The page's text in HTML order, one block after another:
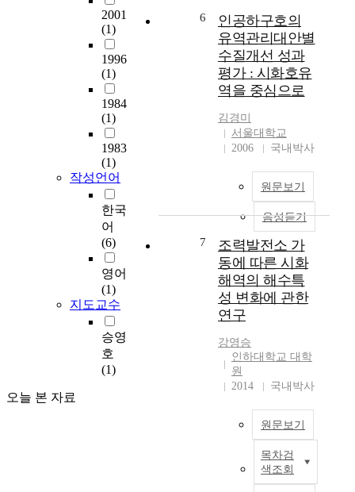
2001
(1)
1996
(1)
1984
(1)
1983
(1)
작성언어
한국
어
(6)
영어
(1)
지도교수
승영
호
(1)
오늘 본 자료
다. 이의 원인은 우선
모래층내에 세립질이
다량 포함되어 있는 상
태를 설계시 충분히 고
려하지 못한 것으로 보
압밀침하 및 크리프침
하를 유발하여 더 많은
침하가 발생한다. 또
정의 오차와 공사중의
진동 등의 영향 등이
과다침하의 원인으로
추정된다. 상대적으로
세립질이 많은 사질지
반은 N치는 작게, 정규
화된 침하량은 크게 나
오는 경향을 보였다.
비슷한 상대밀도를 가
진 지반의 정규화된 침
하량은 사질토층내의
세립토의 함유율에 근
사적으로 비례하는 경
향을 보였다. (2)
식에 세립분의 함유상
태를 고려하여 qc/N의
관계를 적용한 결과와
DeBeer(1952)식에서
역해석한 결과는 계산
질의 예측이나 통제로
서 가장 효율적인 방
법은 전산 모형의 연구
및 개발이다. 비점오염
전산 모형은 일반적으
로 토지 형태에 따라
나누어지는데 도시 유
역형과 농림유역형으
로 나누어지다. 본 연
(U.S. Agricultural
Research Service)에서
(simulation of Water
Quality Resource for
Rural Basin - Water
Quality) 전산 모델과
AGNPS (Agricultural
Non-point Source
Runoff) 전산 모형을
에서 배출되는 오염물
질량을 예측하였다.
AGNPS는미국의 U.S.
Service, U.S. Soil
Conservation Servi-ce,
Minnesota Soil &
Conservation Board,
와 Minnesota
6
인공하구호의
유역관리대안별
수질개선 성과
평가 : 시화호유
역을 중심으로
김경미
서울대학교
2006
국내박사
원문보기
음성듣기
7
조력발전소 가
동에 따른 시화
해역의 해수특
성 변화에 관한
연구
강영승
인하대학교 대학
원
2014
국내박사
원문보기
목차검
색조회